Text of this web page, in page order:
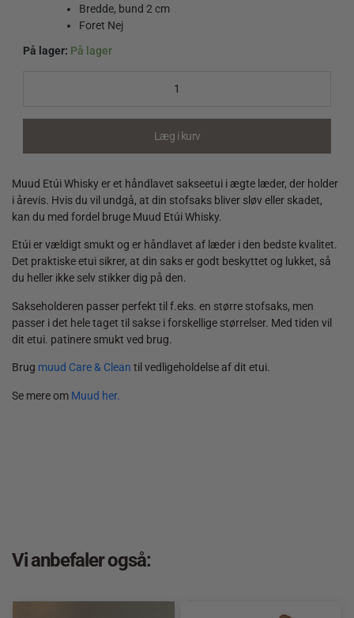
Bredde, bund 2 cm
Foret Nej
På lager: På lager
Muud
Læg i kurv
Muud Etúi Whisky er et håndlavet sakseetui i ægte læder, der holder
i årevis. Hvis du vil undgå, at din stofsaks bliver sløv eller skadet,
kan du med fordel bruge Muud Etúi Whisky.
Etúi er vældigt smukt og er håndlavet af læder i den bedste kvalitet.
Det praktiske etui sikrer, at din saks er godt beskyttet og lukket, så
du heller ikke selv stikker dig på den.
Sakseholderen passer perfekt til f.eks. en større stofsaks, men
passer i det hele taget til sakse i forskellige størrelser. Med tiden vil
dit etui. patinere smukt ved brug.
Brug muud Care & Clean til vedligeholdelse af dit etui.
Se mere om Muud her.
Vi anbefaler også: